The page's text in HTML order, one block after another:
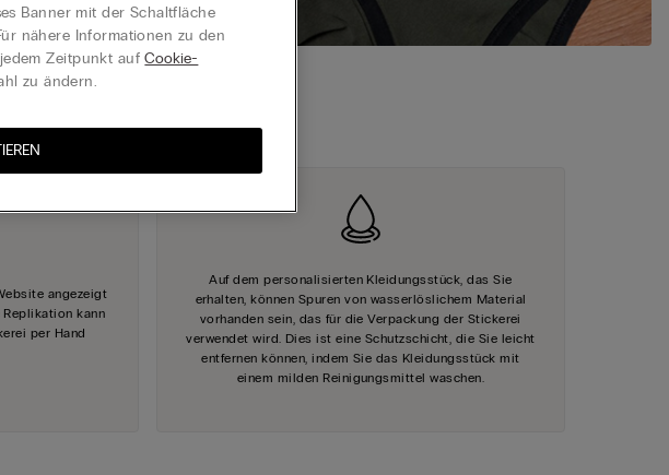
einzigartig machen
angezeigt
Replikation kann
per Hand
Auf dem personalisierten Kleidungsstück, das Sie
erhalten, können Spuren von wasserlöslichem Material
vorhanden sein, das für die Verpackung der Stickerei
verwendet wird. Dies ist eine Schutzschicht, die Sie leicht
entfernen können, indem Sie das Kleidungsstück mit
einem milden Reinigungsmittel waschen.
Banner mit der Schaltfläche
nähere Informationen zu den
Zeitpunkt aufCookie-
zu ändern.